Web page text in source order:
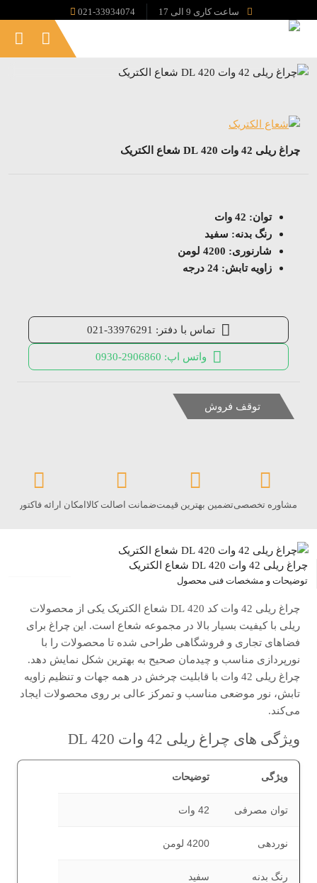
ساعت کاری 9 الی 17 021-33934074
چراغ ریلی 42 وات 420 DL شعاع الکتریک
توان: 42 وات
رنگ بدنه: سفید
شارنوری: 4200 لومن
زاویه تابش: 24 درجه
تماس با دفتر: 33976291-021
واتس اپ: 2906860-0930
توقف فروش
مشاوره تخصصیتضمین بهترین قیمتضمانت اصالت کالا امکان ارائه فاکتور
چراغ ریلی 42 وات 420 DL شعاع الکتریک
توضیحات و مشخصات فنی محصول
چراغ ریلی 42 وات کد 420 DL شعاع الکتریک یکی از محصولات
ریلی با کیفیت بسیار بالا در مجموعه شعاع است. این چراغ برای
فضاهای تجاری و فروشگاهی طراحی شده تا محصولات را با
نورپردازی مناسب و چیدمان صحیح به بهترین شکل نمایش دهد.
چراغ ریلی 42 وات با قابلیت چرخش در همه جهات و تنظیم زاویه
تابش، نور موضعی مناسب و تمرکز عالی بر روی محصولات ایجاد
می‌کند.
ویژگی های چراغ ریلی 42 وات 420 DL
ویژگی توضیحات
توان مصرفی 42 وات
نوردهی 4200 لومن
رنگ بدنه سفید